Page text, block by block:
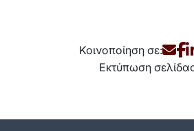
Κοινοποίηση σε:
Εκτύπωση